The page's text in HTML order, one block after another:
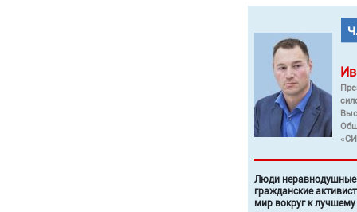
Люди неравнодушные
гражданские
мир вокруг к лучшему